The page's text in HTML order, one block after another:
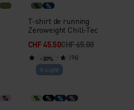
% %
T-shirt de running
Zeroweight Chill-Tec
CHF 45.50CHF 65.00
(96)
%
-20%
X-Light
% % % %